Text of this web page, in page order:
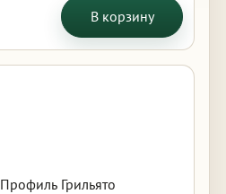
В корзину
Профиль Грильято